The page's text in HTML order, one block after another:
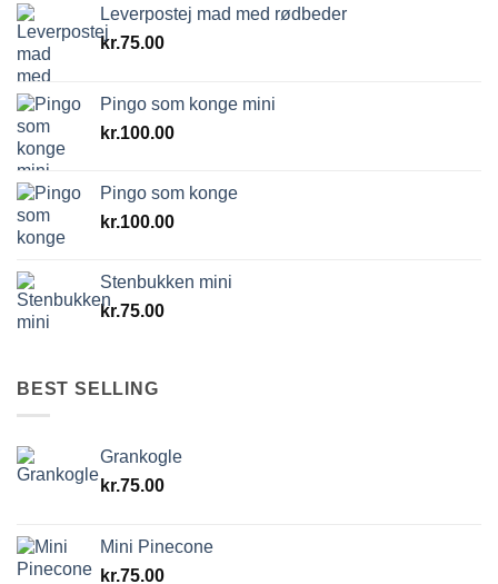
Leverpostej mad med rødbeder
kr.75.00
Pingo som konge mini
kr.100.00
Pingo som konge
kr.100.00
Stenbukken mini
kr.75.00
BEST SELLING
Grankogle
kr.75.00
Mini Pinecone
kr.75.00